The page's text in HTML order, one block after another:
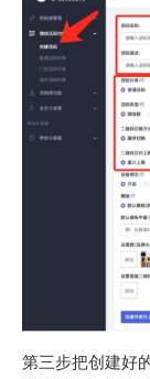
第三步把创建好